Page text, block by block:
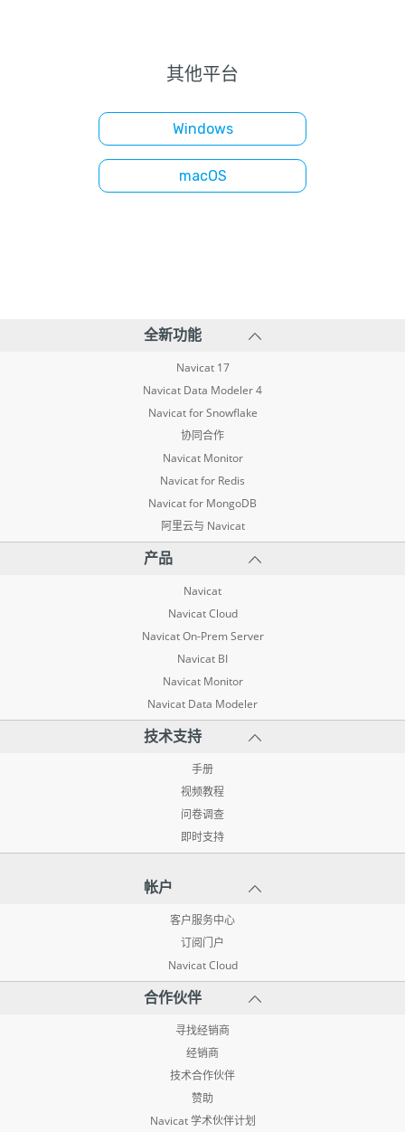
其他平台
Windows
macOS
全新功能
Navicat 17
Navicat Data Modeler 4
Navicat for Snowflake
协同合作
Navicat Monitor
Navicat for Redis
Navicat for MongoDB
阿里云与 Navicat
产品
Navicat
Navicat Cloud
Navicat On-Prem Server
Navicat BI
Navicat Monitor
Navicat Data Modeler
技术支持
手册
视频教程
问卷调查
即时支持
帐户
客户服务中心
订阅门户
Navicat Cloud
合作伙伴
寻找经销商
经销商
技术合作伙伴
赞助
Navicat 学术伙伴计划